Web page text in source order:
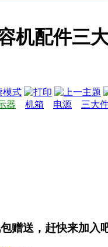
机配件三
模式
器 机箱 电源 三大
赠送，赶快来加入